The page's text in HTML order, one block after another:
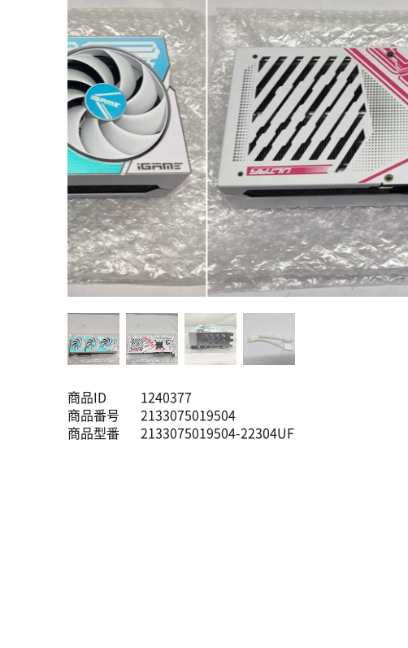
商品ID
1240377
商品番号
2133075019504
商品型番
2133075019504-22304UF